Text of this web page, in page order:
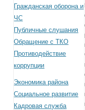
Гражданская оборона и
ЧС
Публичные слушания
Обращение с ТКО
Противодействие
коррупции
Экономика района
Социальное развитие
Кадровая служба